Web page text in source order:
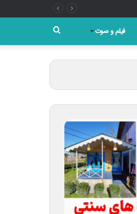
فیلم و صوت
برای